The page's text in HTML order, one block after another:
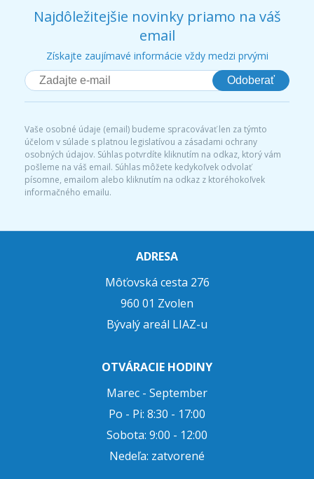
Najdôležitejšie novinky priamo na váš
email
Získajte zaujímavé informácie vždy medzi prvými
Odoberať
Vaše osobné údaje (email) budeme spracovávať len za týmto
účelom v súlade s platnou legislatívou a zásadami ochrany
osobných údajov. Súhlas potvrdíte kliknutím na odkaz, ktorý vám
pošleme na váš email. Súhlas môžete kedykoľvek odvolať
písomne, emailom alebo kliknutím na odkaz z ktoréhokoľvek
informačného emailu.
ADRESA
Môťovská cesta 276
960 01 Zvolen
Bývalý areál LIAZ-u
OTVÁRACIE HODINY
Marec - September
Po - Pi: 8:30 - 17:00
Sobota: 9:00 - 12:00
Nedeľa: zatvorené